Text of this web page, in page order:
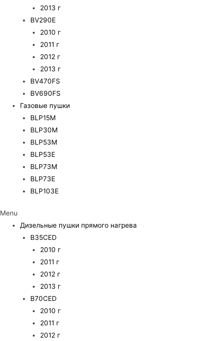
2013 г
BV290E
2010 г
2011 г
2012 г
2013 г
BV470FS
BV690FS
Газовые пушки
BLP15M
BLP30M
BLP53M
BLP53E
BLP73M
BLP73E
BLP103E
Menu
Дизельные пушки прямого нагрева
B35CED
2010 г
2011 г
2012 г
2013 г
B70CED
2010 г
2011 г
2012 г